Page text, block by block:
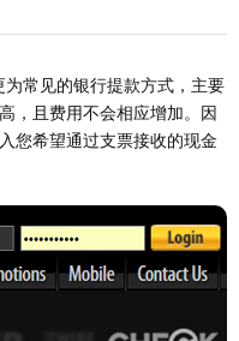
常见的银行提款方式，主要
，且费用不会相应增加。因
您希望通过支票接收的现金